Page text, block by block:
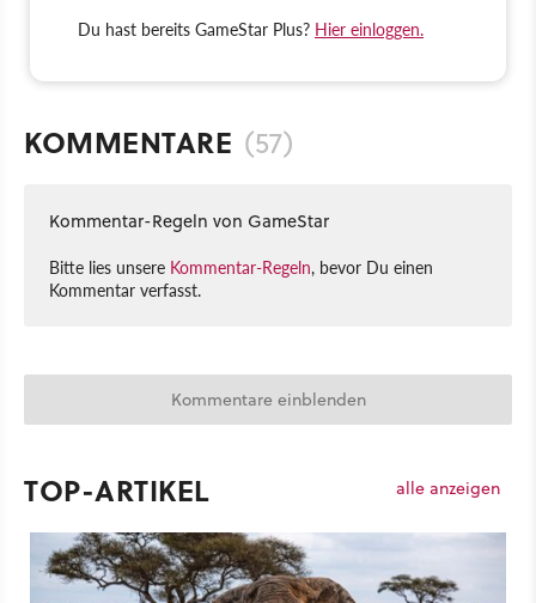
Du hast bereits GameStar Plus? Hier einloggen.
KOMMENTARE (57)
Kommentar-Regeln von GameStar
Bitte lies unsere Kommentar-Regeln, bevor Du einen
Kommentar verfasst.
Kommentare einblenden
TOP-ARTIKEL alle anzeigen